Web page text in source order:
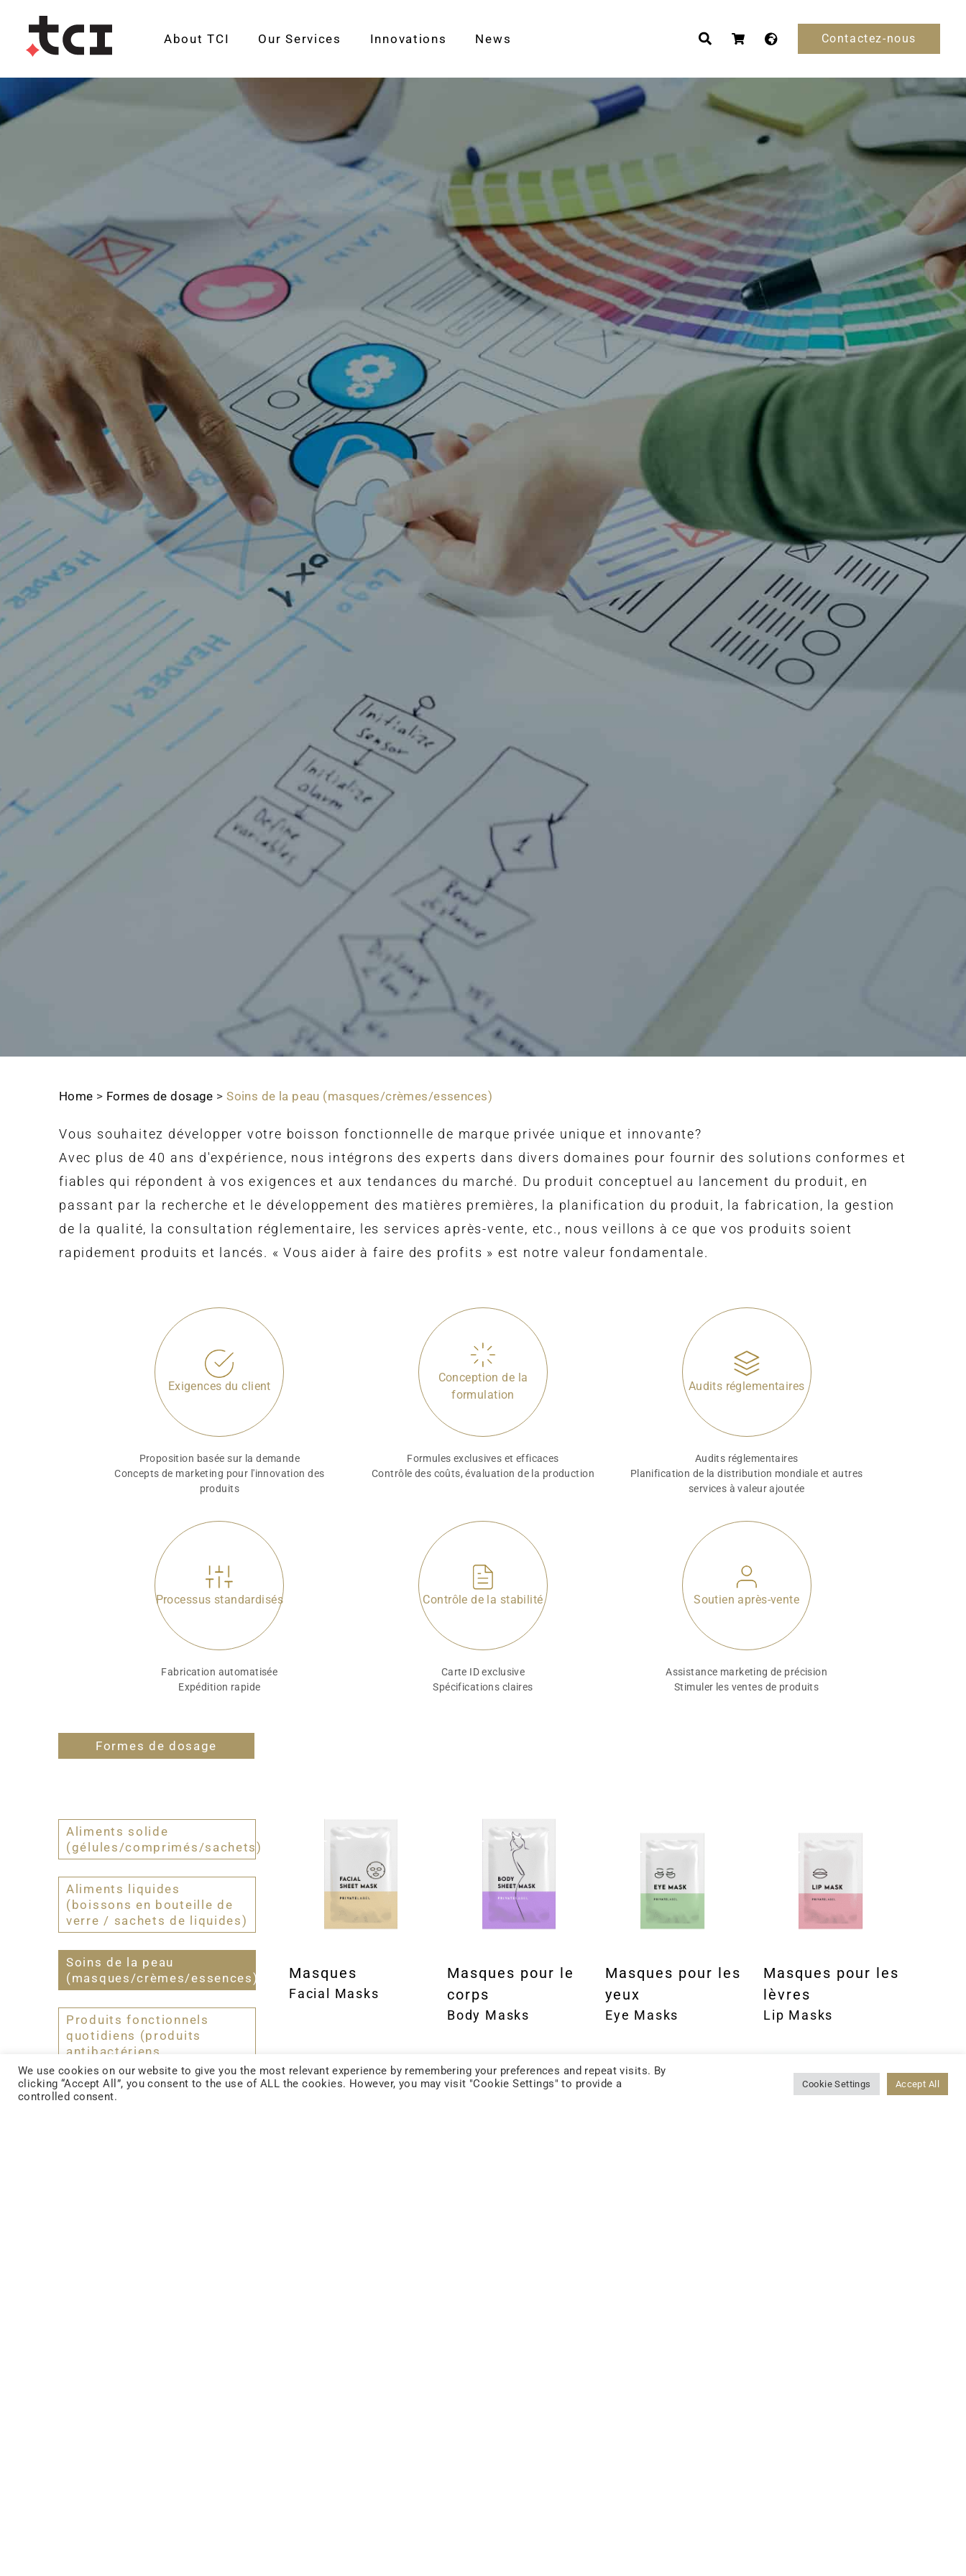
About TCI Our Services Innovations News Contactez-nous
Home > Formes de dosage >Soins de la peau (masques/crèmes/essences)
Vous souhaitez développer votre boisson fonctionnelle de marque privée unique et innovante?
Avec plus de 40 ans d'expérience, nous intégrons des experts dans divers domaines pour fournir des solutions conformes et
fiables qui répondent à vos exigences et aux tendances du marché. Du produit conceptuel au lancement du produit, en
passant par la recherche et le développement des matières premières, la planification du produit, la fabrication, la gestion
de la qualité, la consultation réglementaire, les services après-vente, etc., nous veillons à ce que vos produits soient
rapidement produits et lancés. « Vous aider à faire des profits » est notre valeur fondamentale.
Exigences du client
Proposition basée sur la demande
Concepts de marketing pour l'innovation des
produits
Conception de la
formulation
Formules exclusives et efficaces
Contrôle des coûts, évaluation de la production
Audits réglementaires
Audits réglementaires
Planification de la distribution mondiale et autres
services à valeur ajoutée
Processus standardisés
Fabrication automatisée
Expédition rapide
Contrôle de la stabilité
Carte ID exclusive
Spécifications claires
Soutien après-vente
Assistance marketing de précision
Stimuler les ventes de produits
Formes de dosage
Aliments solide
(gélules/comprimés/sachets)
Aliments liquides
(boissons en bouteille de
verre / sachets de liquides)
Soins de la peau
(masques/crèmes/essences)
Produits fonctionnels
quotidiens (produits
antibactériens
antiépidémiques)
Masques
Facial Masks
Masques pour le
corps
Body Masks
Masques pour les
yeux
Eye Masks
Masques pour les
lèvres
Lip Masks
We use cookies on our website to give you the most relevant experience by remembering your preferences and repeat visits. By
clicking “Accept All”, you consent to the use of ALL the cookies. However, you may visit "Cookie Settings" to provide a
controlled consent.
Cookie Settings Accept All